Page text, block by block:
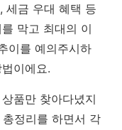
세금 우대 혜택 등
막고 최대의 이
이를 예의주시하
이에요.
품만 찾아다녔지
정리를 하면서 각